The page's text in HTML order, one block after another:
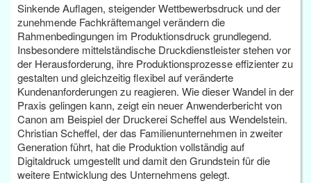
Sinkende Auflagen, steigender Wettbewerbsdruck und der
zunehmende Fachkräftemangel verändern die
Rahmenbedingungen im Produktionsdruck grundlegend.
Insbesondere mittelständische Druckdienstleister stehen vor
der Herausforderung, ihre Produktionsprozesse effizienter zu
gestalten und gleichzeitig flexibel auf veränderte
Kundenanforderungen zu reagieren. Wie dieser Wandel in der
Praxis gelingen kann, zeigt ein neuer Anwenderbericht von
Canon am Beispiel der Druckerei Scheffel aus Wendelstein.
Christian Scheffel, der das Familienunternehmen in zweiter
Generation führt, hat die Produktion vollständig auf
Digitaldruck umgestellt und damit den Grundstein für die
weitere Entwicklung des Unternehmens gelegt.